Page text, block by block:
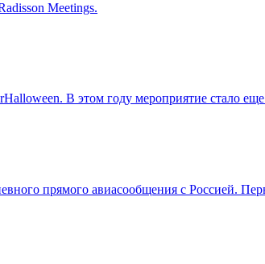
Meetings.
В этом году мероприятие стало еще
прямого авиасообщения с Россией.